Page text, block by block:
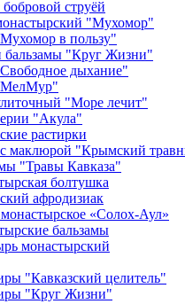
струёй
"Мухомор"
в пользу"
бальзамы "Круг Жизни"
дыхание"
"Море лечит"
"Акула"
растирки
маклюрой "Крымский
"Травы Кавказа"
болтушка
афродизиак
«Солох-Аул»
бальзамы
монастырский
"Кавказский целитель"
"Круг Жизни"